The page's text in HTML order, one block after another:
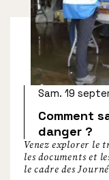
Comment
danger ?
Sam. 19
Venez explorer le
les documents et
le cadre des